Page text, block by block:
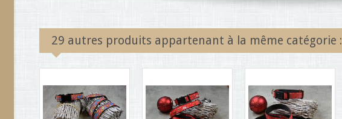
29 autres produits appartenant à la même catégorie :